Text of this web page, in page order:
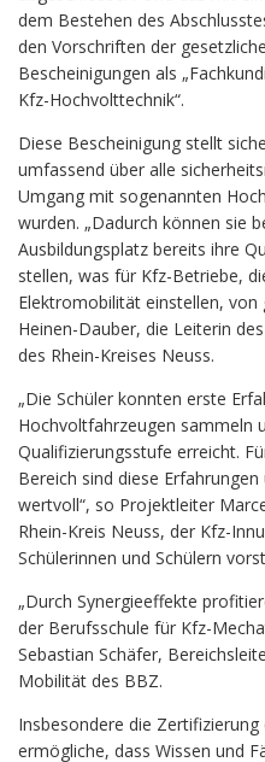
dem Bestehen des
den Vorschriften der
Bescheinigungen als
Kfz-Hochvolttechnik“.
Diese Bescheinigung stellt
umfassend über alle
Umgang mit sogenannten
wurden. „Dadurch können sie
Ausbildungsplatz bereits ihre
stellen, was für Kfz-Betriebe,
Elektromobilität einstellen,
Heinen-Dauber, die Leiterin
des Rhein-Kreises Neuss.
„Die Schüler konnten erste
Hochvoltfahrzeugen sammeln
Qualifizierungsstufe erreicht.
Bereich sind diese
wertvoll“, so Projektleiter
Rhein-Kreis Neuss, der Kfz-
Schülerinnen und Schülern
„Durch Synergieeffekte
der Berufsschule für Kfz-
Sebastian Schäfer,
Mobilität des BBZ.
Insbesondere die
ermögliche, dass Wissen und